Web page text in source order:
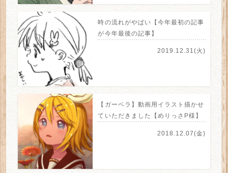
時の流れがやばい【今年最初の記事
が今年最後の記事】
2019.12.31(火)
【ガーベラ】動画用イラスト描かせ
ていただきました【めりっさP様】
2018.12.07(金)